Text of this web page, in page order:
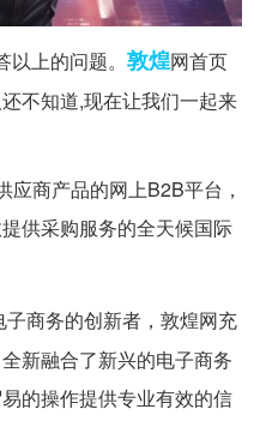
上的问题。 敦煌网首页
不知道,现在让我们一起来
商产品的网上B2B平台，
供采购服务的全天候国际
子商务的创新者，敦煌网充
新融合了新兴的电子商务
的操作提供专业有效的信